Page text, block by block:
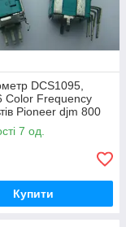
DCS1095,
Color Frequency
Pioneer djm 800
7 од.
Купити